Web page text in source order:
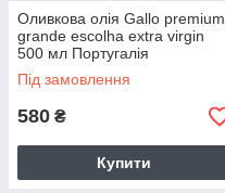
Оливкова олія Gallo premium
grande escolha extra virgin
500 мл Португалія
Під замовлення
580 ₴
Купити